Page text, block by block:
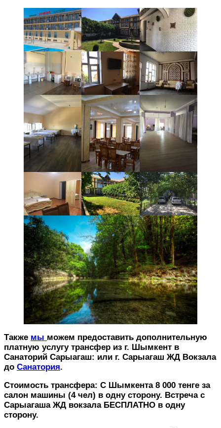
Также мы можем предоставить дополнительную
платную услугу трансфер из г. Шымкент в
Санаторий Сарыагаш: или г. Сарыагаш ЖД Вокзала
до Санатория.
Стоимость трансфера: С Шымкента 8 000 тенге за
салон машины (4 чел) в одну сторону. Встреча с
Сарыагаша ЖД вокзала БЕСПЛАТНО в одну
сторону.